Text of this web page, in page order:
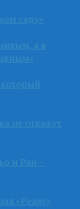
саду»
а в
не откажут
и Раи –
«Реалу»